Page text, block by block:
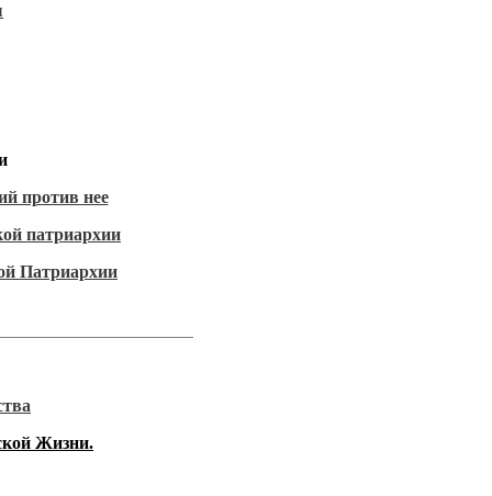
против нее
патриархии
Патриархии
Жизни.